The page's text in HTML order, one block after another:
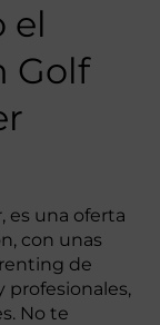
el
Golf
es una oferta
con unas
de
profesionales,
No te